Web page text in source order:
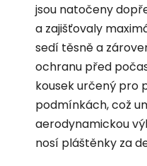
jsou natočeny
a zajišťovaly
sedí těsně a
ochranu před
kousek určený pro
podmínkách, což
aerodynamickou
nosí pláštěnky za